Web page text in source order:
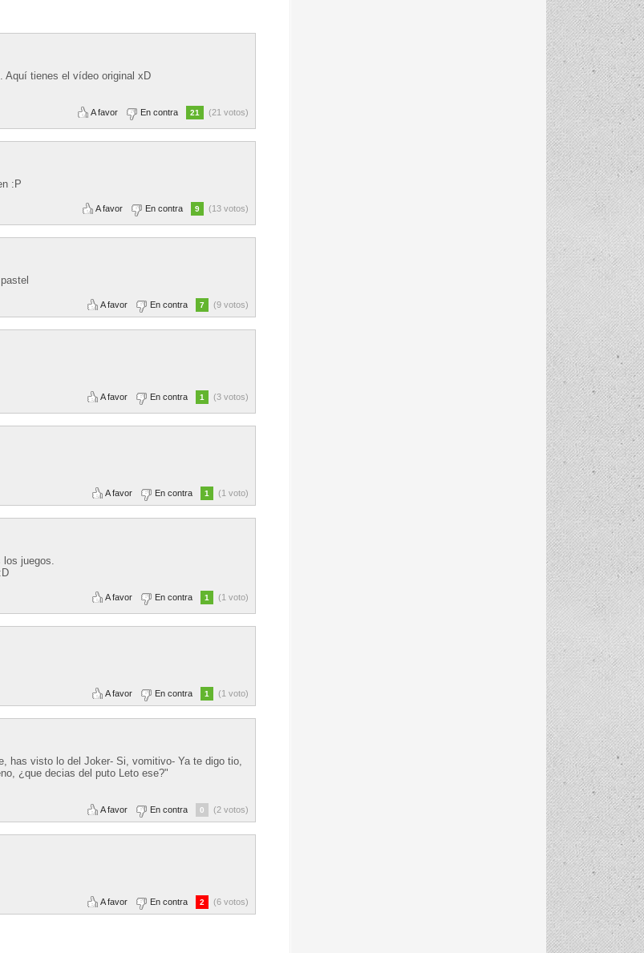
Aquí tienes el vídeo original xD
A favor En contra 21 (21 votos)
:P
A favor En contra 9 (13 votos)
A favor En contra 7 (9 votos)
A favor En contra 1 (3 votos)
A favor En contra 1 (1 voto)
los juegos.
A favor En contra 1 (1 voto)
A favor En contra 1 (1 voto)
has visto lo del Joker- Si, vomitivo- Ya te digo tio,
¿que decias del puto Leto ese?"
A favor En contra 0 (2 votos)
A favor En contra 2 (6 votos)